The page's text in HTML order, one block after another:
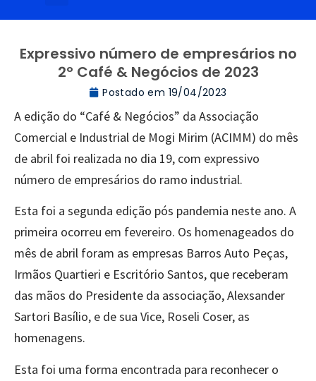
Expressivo número de empresários no
2º Café & Negócios de 2023
Postado em 19/04/2023
A edição do “Café & Negócios” da Associação
Comercial e Industrial de Mogi Mirim (ACIMM) do mês
de abril foi realizada no dia 19, com expressivo
número de empresários do ramo industrial.
Esta foi a segunda edição pós pandemia neste ano. A
primeira ocorreu em fevereiro. Os homenageados do
mês de abril foram as empresas Barros Auto Peças,
Irmãos Quartieri e Escritório Santos, que receberam
das mãos do Presidente da associação, Alexsander
Sartori Basílio, e de sua Vice, Roseli Coser, as
homenagens.
Esta foi uma forma encontrada para reconhecer o